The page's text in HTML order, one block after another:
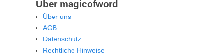
Über magicofword
Über uns
AGB
Datenschutz
Rechtliche Hinweise